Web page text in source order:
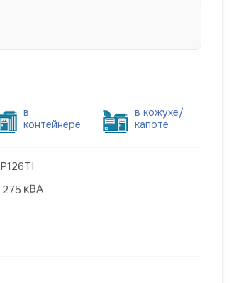
в
контейнере
в кожухе/
капоте
P126TI
275